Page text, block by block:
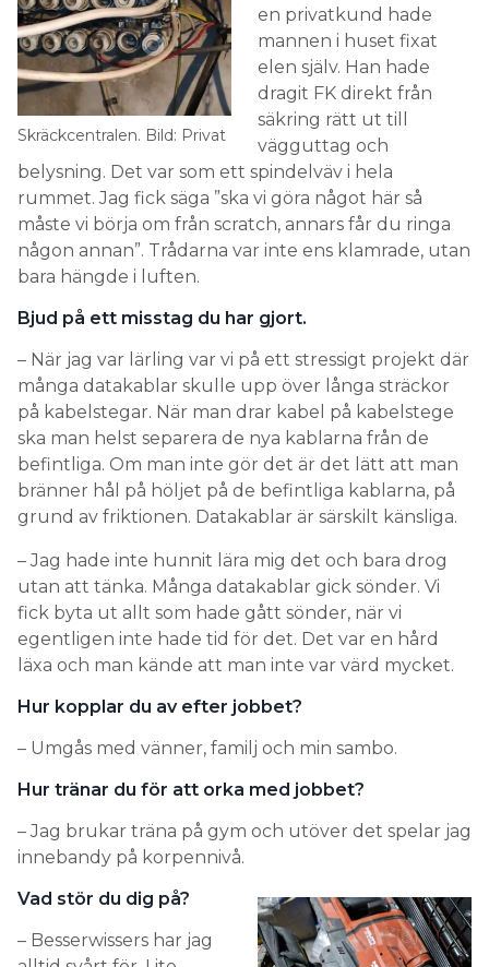
Skräckcentralen. Bild: Privat
en privatkund hade
mannen i huset fixat
elen själv. Han hade
dragit FK direkt från
säkring rätt ut till
vägguttag och
belysning. Det var som ett spindelväv i hela
rummet. Jag fick säga ”ska vi göra något här så
måste vi börja om från scratch, annars får du ringa
någon annan”. Trådarna var inte ens klamrade, utan
bara hängde i luften.
Bjud på ett misstag du har gjort.
– När jag var lärling var vi på ett stressigt projekt där
många datakablar skulle upp över långa sträckor
på kabelstegar. När man drar kabel på kabelstege
ska man helst separera de nya kablarna från de
befintliga. Om man inte gör det är det lätt att man
bränner hål på höljet på de befintliga kablarna, på
grund av friktionen. Datakablar är särskilt känsliga.
– Jag hade inte hunnit lära mig det och bara drog
utan att tänka. Många datakablar gick sönder. Vi
fick byta ut allt som hade gått sönder, när vi
egentligen inte hade tid för det. Det var en hård
läxa och man kände att man inte var värd mycket.
Hur kopplar du av efter jobbet?
– Umgås med vänner, familj och min sambo.
Hur tränar du för att orka med jobbet?
– Jag brukar träna på gym och utöver det spelar jag
innebandy på korpennivå.
Vad stör du dig på?
– Besserwissers har jag